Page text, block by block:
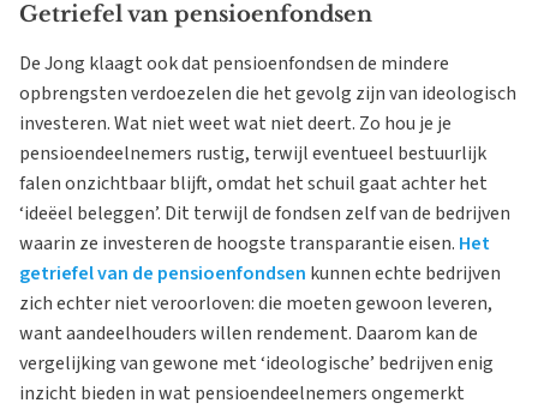
Getriefel van pensioenfondsen
De Jong klaagt ook dat pensioenfondsen de mindere
opbrengsten verdoezelen die het gevolg zijn van ideologisch
investeren. Wat niet weet wat niet deert. Zo hou je je
pensioendeelnemers rustig, terwijl eventueel bestuurlijk
falen onzichtbaar blijft, omdat het schuil gaat achter het
‘ideëel beleggen’. Dit terwijl de fondsen zelf van de bedrijven
waarin ze investeren de hoogste transparantie eisen. Het
getriefel van de pensioenfondsen kunnen echte bedrijven
zich echter niet veroorloven: die moeten gewoon leveren,
want aandeelhouders willen rendement. Daarom kan de
vergelijking van gewone met ‘ideologische’ bedrijven enig
inzicht bieden in wat pensioendeelnemers ongemerkt